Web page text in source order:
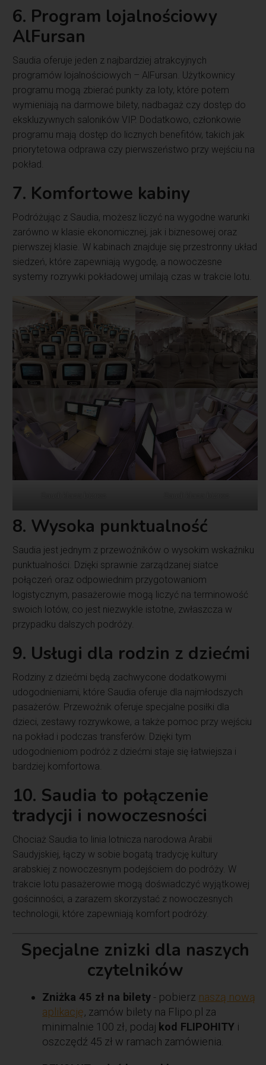
6. Program lojalnościowy
AlFursan
Saudia oferuje jeden z najbardziej atrakcyjnych
programów lojalnościowych – AlFursan. Użytkownicy
programu mogą zbierać punkty za loty, które potem
wymieniają na darmowe bilety, nadbagaż czy dostęp do
ekskluzywnych saloników VIP. Dodatkowo, członkowie
programu mają dostęp do licznych benefitów, takich jak
priorytetowa odprawa czy pierwszeństwo przy wejściu na
pokład.
7. Komfortowe kabiny
Podróżując z Saudia, możesz liczyć na wygodne warunki
zarówno w klasie ekonomicznej, jak i biznesowej oraz
pierwszej klasie. W kabinach znajduje się przestronny układ
siedzeń, które zapewniają wygodę, a nowoczesne
systemy rozrywki pokładowej umilają czas w trakcie lotu.
8. Wysoka punktualność
Saudia jest jednym z przewoźników o wysokim wskaźniku
punktualności. Dzięki sprawnie zarządzanej siatce
połączeń oraz odpowiednim przygotowaniom
logistycznym, pasażerowie mogą liczyć na terminowość
swoich lotów, co jest niezwykle istotne, zwłaszcza w
przypadku dalszych podróży.
9. Usługi dla rodzin z dziećmi
Rodziny z dziećmi będą zachwycone dodatkowymi
udogodnieniami, które Saudia oferuje dla najmłodszych
pasażerów. Przewoźnik oferuje specjalne posiłki dla
dzieci, zestawy rozrywkowe, a także pomoc przy wejściu
na pokład i podczas transferów. Dzięki tym
udogodnieniom podróż z dziećmi staje się łatwiejsza i
bardziej komfortowa.
10. Saudia to połączenie
tradycji i nowoczesności
Chociaż Saudia to linia lotnicza narodowa Arabii
Saudyjskiej, łączy w sobie bogatą tradycję kultury
arabskiej z nowoczesnym podejściem do podróży. W
trakcie lotu pasażerowie mogą doświadczyć wyjątkowej
gościnności, a zarazem skorzystać z nowoczesnych
technologii, które zapewniają komfort podróży.
Specjalne znizki dla naszych
czytelników
Zniżka 45 zł na bilety - pobierz naszą nową
aplikację, zamów bilety na Flipo.pl za
minimalnie 100 zł, podaj kod FLIPOHITY i
oszczędź 45 zł w ramach zamówienia.